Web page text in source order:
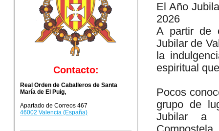
Contacto:
Real Orden de Caballeros de Santa
María de El Puig,
Apartado de Correos 467
46002 Valencia (España)
El Año
2026
A partir de
Jubilar de
la
espiritual
Pocos
grupo de
Jubilar a